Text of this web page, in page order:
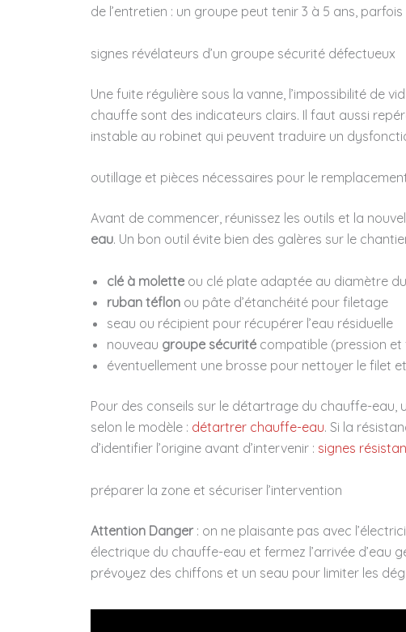
de l’entretien : un groupe peut tenir 3 à 5 ans,
signes révélateurs d’un groupe sécurité défectueux
Une fuite régulière sous la vanne, l’impossibilité de
chauffe sont des indicateurs clairs. Il faut aussi
instable au robinet qui peuvent traduire un
outillage et pièces nécessaires pour le
Avant de commencer, réunissez les outils et la
eau. Un bon outil évite bien des galères sur le
clé à molette ou clé plate adaptée au diamètre
ruban téflon ou pâte d’étanchéité pour filetage
seau ou récipient pour récupérer l’eau résiduelle
nouveau groupe sécurité compatible (pression et
éventuellement une brosse pour nettoyer le filet
Pour des conseils sur le détartrage du chauffe-
selon le modèle : détartrer chauffe-eau. Si la
d’identifier l’origine avant d’intervenir : signes
préparer la zone et sécuriser l’intervention
Attention Danger: on ne plaisante pas avec
électrique du chauffe-eau et fermez l’arrivée d’eau
prévoyez des chiffons et un seau pour limiter les